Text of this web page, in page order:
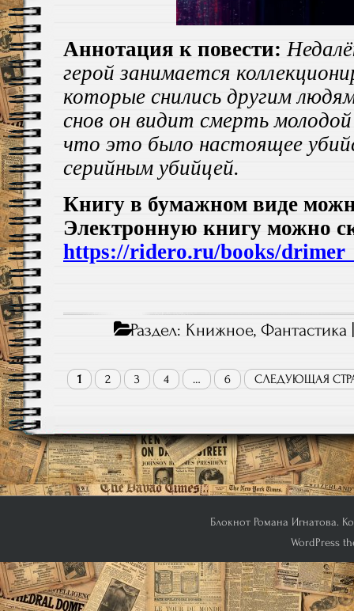
Аннотация к повести:
герой занимается
которые снились другим
снов он видит смерть
что это было настоящее
серийным убийцей.
Книгу в бумажном виде
Электронную книгу можно
https://ridero.ru/books/
Раздел: Книжное,Фантастика
1 2 3 4 … 6 СЛЕДУЮЩАЯ
Блокнот Романа Игнатова.
WordPress